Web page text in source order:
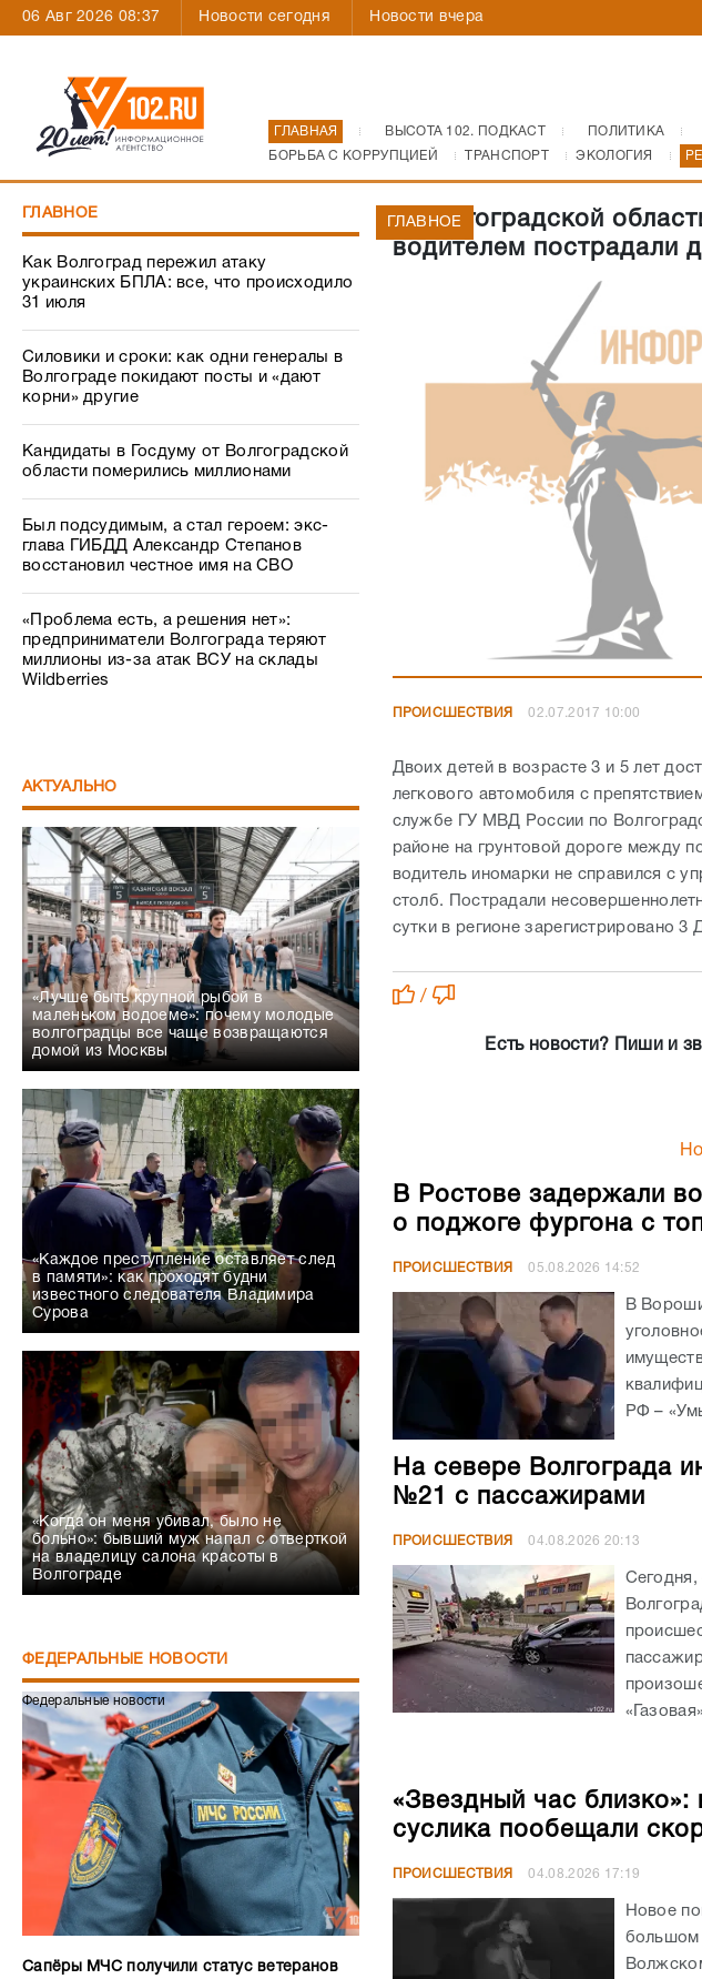
06 Авг 2026 08:37 Новости сегодня Новости вчера
ГЛАВНАЯ ВЫСОТА 102. ПОДКАСТ ПОЛИТИКА
БОРЬБА С КОРРУПЦИЕЙ
ТРАНСПОРТ ЭКОЛОГИЯ
ГЛАВНОЕ
Как Волгоград пережил атаку
украинских БПЛА: все, что происходило
31 июля
Силовики и сроки: как одни генералы в
Волгограде покидают посты и «дают
корни» другие
Кандидаты в Госдуму от Волгоградской
области померились миллионами
Был подсудимым, а стал героем: экс-
глава ГИБДД Александр Степанов
восстановил честное имя на СВО
«Проблема есть, а решения нет»:
предприниматели Волгограда теряют
миллионы из-за атак ВСУ на склады
Wildberries
АКТУАЛЬНО
«Лучше быть крупной рыбой в
маленьком водоеме»: почему молодые
волгоградцы все чаще возвращаются
домой из Москвы
«Каждое преступление оставляет след
в памяти»: как проходят будни
известного следователя Владимира
Сурова
«Когда он меня убивал, было не
больно»: бывший муж напал с отверткой
на владелицу салона красоты в
Волгограде
ФЕДЕРАЛЬНЫЕ НОВОСТИ
Федеральные новости
Сапёры МЧС получили статус ветеранов
В Волгоградской
водителем пострадали
ГЛАВНОЕ
ПРОИСШЕСТВИЯ 02.07.2017 10:00
Двоих детей в возрасте 3 и 5 лет
легкового автомобиля с
службе ГУ МВД России по
районе на грунтовой дороге между
водитель иномарки не справился с
столб. Пострадали
сутки в регионе зарегистрировано
/
Есть новости? Пиши и
В Ростове задержали
о поджоге фургона с
ПРОИСШЕСТВИЯ 05.08.2026 14:52
В
РФ –
На севере Волгограда
№21 с пассажирами
ПРОИСШЕСТВИЯ 04.08.2026 20:13
Сегодня,
«Звездный час
суслика пообещали
ПРОИСШЕСТВИЯ 04.08.2026 17:19
Новое
большом